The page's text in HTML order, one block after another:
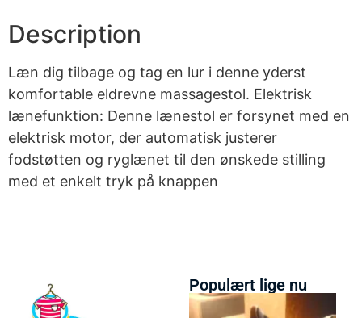
Description
Læn dig tilbage og tag en lur i denne yderst
komfortable eldrevne massagestol. Elektrisk
lænefunktion: Denne lænestol er forsynet med en
elektrisk motor, der automatisk justerer
fodstøtten og ryglænet til den ønskede stilling
med et enkelt tryk på knappen
Populært lige nu